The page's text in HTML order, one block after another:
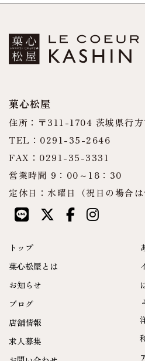
菓心松屋
住所：〒311-1704 茨城県行
TEL：0291-35-2646
FAX：0291-35-3331
営業時間 9：00～18：30
定休日：水曜日（祝日の場合は
トップ
菓心松屋とは
お知らせ
ブログ
店舗情報
求人募集